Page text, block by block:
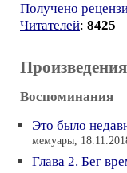
Получено
Читателей: 8425
Произведения
Воспоминания
Это было
мемуары,
Глава 2. Бег